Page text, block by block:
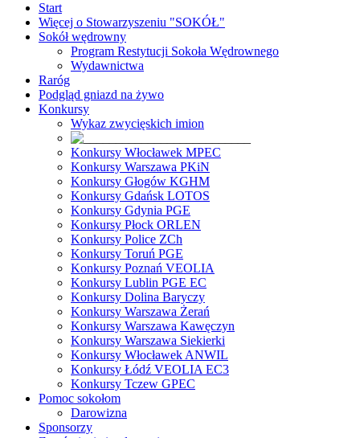
Start
Więcej o Stowarzyszeniu "SOKÓŁ"
Sokół wędrowny
Program Restytucji Sokoła Wędrownego
Wydawnictwa
Raróg
Podgląd gniazd na żywo
Konkursy
Wykaz zwycięskich imion
Konkursy Włocławek MPEC
Konkursy Warszawa PKiN
Konkursy Głogów KGHM
Konkursy Gdańsk LOTOS
Konkursy Gdynia PGE
Konkursy Płock ORLEN
Konkursy Police ZCh
Konkursy Toruń PGE
Konkursy Poznań VEOLIA
Konkursy Lublin PGE EC
Konkursy Dolina Baryczy
Konkursy Warszawa Żerań
Konkursy Warszawa Kawęczyn
Konkursy Warszawa Siekierki
Konkursy Włocławek ANWIL
Konkursy Łódź VEOLIA EC3
Konkursy Tczew GPEC
Pomoc sokołom
Darowizna
Sponsorzy